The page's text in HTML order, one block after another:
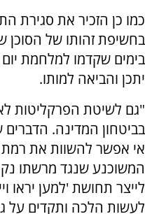
כמו כן הזכיר את סגירת
בחשיפת זהותו של הסוכן
בימים שקדמו למלחמת יום
יתכן והביאה למותו.
"גם לשיטת הפרקליטות
בביטחון המדינה. הדברים
אי אפשר להשוות את
המשוכנע שנגד מרשתו
לייצר תחושת 'למען יראו
לעשות הלכה ותקדים